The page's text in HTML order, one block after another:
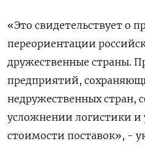
«Это свидетельствует о
переориентации
дружественные страны.
предприятий,
недружественных стран,
усложнении логистики и
стоимости поставок», -